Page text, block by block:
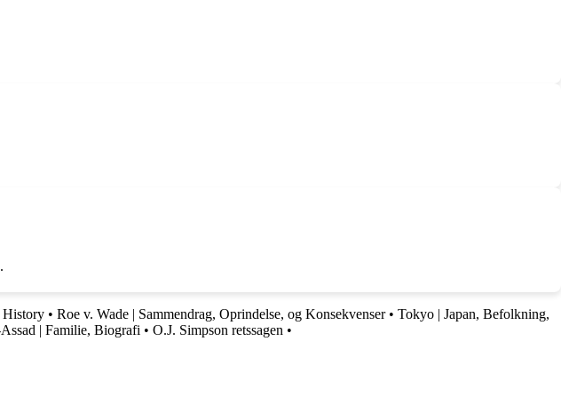
History • Roe v. Wade | Sammendrag, Oprindelse, og Konsekvenser• Tokyo | Japan, Befolkning,
| Familie, Biografi • O.J. Simpson retssagen •